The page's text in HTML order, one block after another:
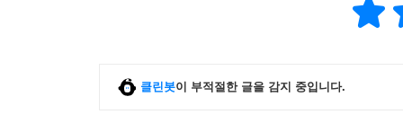
클린봇이 부적절한 글을 감지 중입니다.